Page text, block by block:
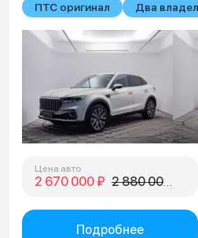
ПТС оригинал Два
Цена авто
2 670 000 ₽ 2 880 000 ₽
Подробнее